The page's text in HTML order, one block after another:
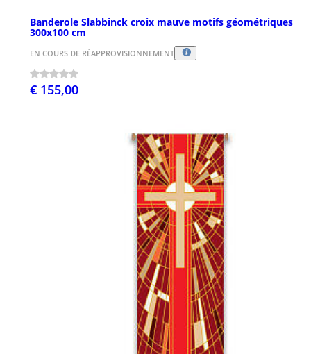
Banderole Slabbinck croix mauve motifs géométriques
300x100 cm
EN COURS DE RÉAPPROVISIONNEMENT
€ 155,00